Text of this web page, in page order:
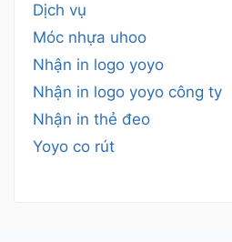
Dịch vụ
Móc nhựa uhoo
Nhận in logo yoyo
Nhận in logo yoyo công ty
Nhận in thẻ đeo
Yoyo co rút